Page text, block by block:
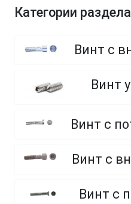
Категории раздела